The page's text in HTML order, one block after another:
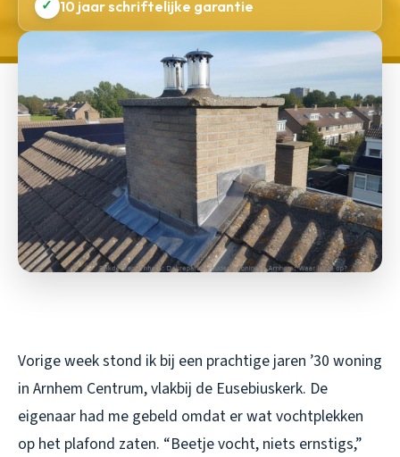
✓ 10 jaar schriftelijke garantie
Vorige week stond ik bij een prachtige jaren ’30 woning
in Arnhem Centrum, vlakbij de Eusebiuskerk. De
eigenaar had me gebeld omdat er wat vochtplekken
op het plafond zaten. “Beetje vocht, niets ernstigs,”